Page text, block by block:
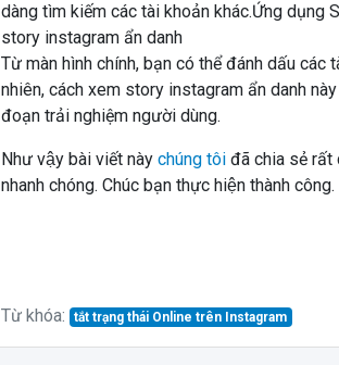
dàng tìm kiếm các tài khoản khác.Ứng dụng
story instagram ẩn danh
Từ màn hình chính, bạn có thể đánh dấu các
nhiên, cách xem story instagram ẩn danh
đoạn trải nghiệm người dùng.
Như vậy bài viết này chúng tôiđã chia sẻ rất
nhanh chóng. Chúc bạn thực hiện thành công.
Từ khóa: tắt trạng thái Online trên Instagram